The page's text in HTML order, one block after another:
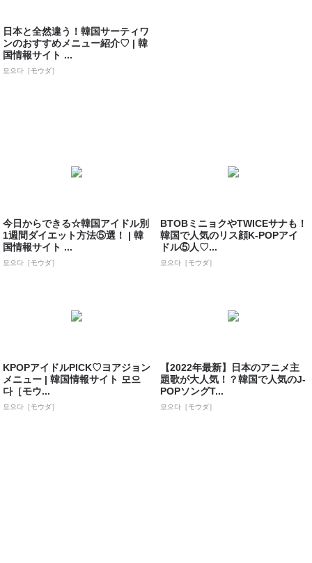
日本と全然違う！韓国サーティワ
ンのおすすめメニュー紹介♡ | 韓
国情報サイト ...
모으다［モウダ］
今日からできる☆韓国アイドル別
1週間ダイエット方法⑤選！ | 韓
国情報サイト ...
모으다［モウダ］
BTOBミニョクやTWICEサナも！
韓国で人気のリス顔K-POPアイ
ドル⑤人♡...
모으다［モウダ］
KPOPアイドルPICK♡ヨアジョン
メニュー | 韓国情報サイト 모으
다［モウ...
모으다［モウダ］
【2022年最新】日本のアニメ主
題歌が大人気！？韓国で人気のJ-
POPソングT...
모으다［モウダ］